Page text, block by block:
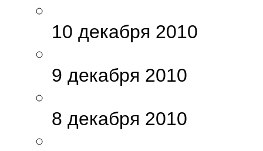
10 декабря 2010
9 декабря 2010
8 декабря 2010